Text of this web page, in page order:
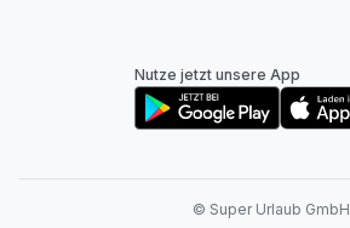
Nutze jetzt unsere App
© Super Urlaub GmbH